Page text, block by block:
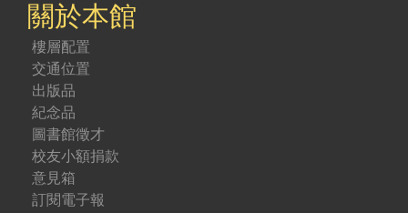
關於本館
樓層配置
交通位置
出版品
紀念品
圖書館徵才
校友小額捐款
意見箱
訂閱電子報